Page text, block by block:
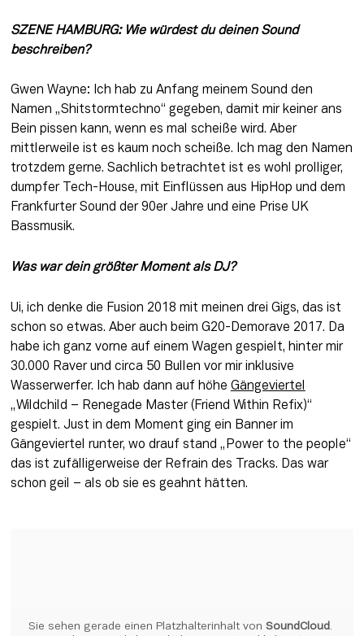
SZENE HAMBURG: Wie würdest du deinen Sound
beschreiben?
Gwen Wayne: Ich hab zu Anfang meinem Sound den
Namen „Shitstormtechno“ gegeben, damit mir keiner ans
Bein pissen kann, wenn es mal scheiße wird. Aber
mittlerweile ist es kaum noch scheiße. Ich mag den Namen
trotzdem gerne. Sachlich betrachtet ist es wohl prolliger,
dumpfer Tech-House, mit Einflüssen aus HipHop und dem
Frankfurter Sound der 90er Jahre und eine Prise UK
Bassmusik.
Was war dein größter Moment als DJ?
Ui, ich denke die Fusion 2018 mit meinen drei Gigs, das ist
schon so etwas. Aber auch beim G20-Demorave 2017. Da
habe ich ganz vorne auf einem Wagen gespielt, hinter mir
30.000 Raver und circa 50 Bullen vor mir inklusive
Wasserwerfer. Ich hab dann auf höhe Gängeviertel
„Wildchild – Renegade Master (Friend Within Refix)“
gespielt. Just in dem Moment ging ein Banner im
Gängeviertel runter, wo drauf stand „Power to the people“
das ist zufälligerweise der Refrain des Tracks. Das war
schon geil – als ob sie es geahnt hätten.
Sie sehen gerade einen Platzhalterinhalt von SoundCloud .